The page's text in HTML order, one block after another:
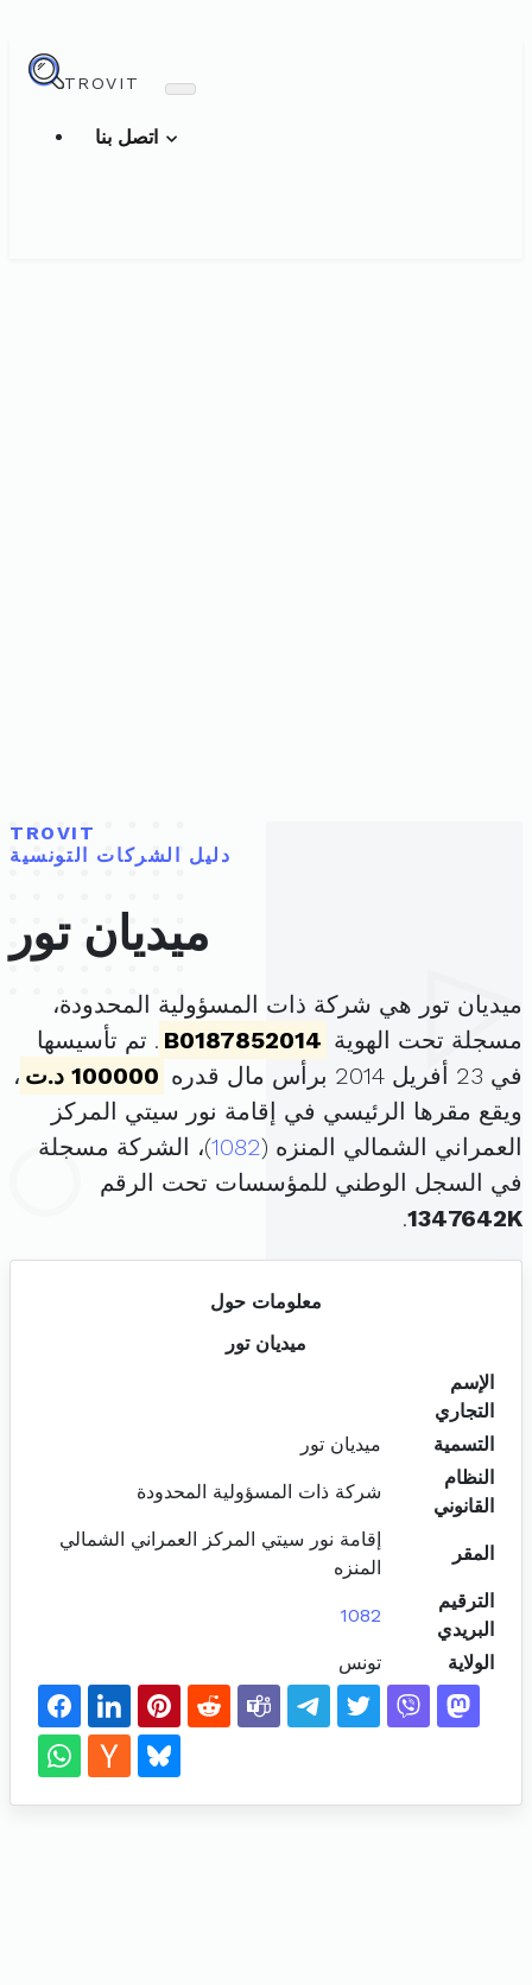
TROVIT
TROVIT
دليل الشركات التونسية
ميديان تور
ميديان تور هي شركة ذات المسؤولية المحدودة،
مسجلة تحت الهوية B0187852014 . تم تأسيسها
في 23 أفريل 2014 برأس مال قدره
100000 د.ت
،
ويقع مقرها الرئيسي في إقامة نور سيتي المركز
العمراني الشمالي المنزه (1082)، الشركة مسجلة
في السجل الوطني للمؤسسات تحت الرقم
1347642K
.
معلومات حول
ميديان تور
الإسم
التجاري
التسمية
ميديان تور
النظام
القانوني
شركة ذات المسؤولية المحدودة
المقر
إقامة نور سيتي المركز العمراني الشمالي
المنزه
الترقيم
البريدي
1082
الولاية تونس